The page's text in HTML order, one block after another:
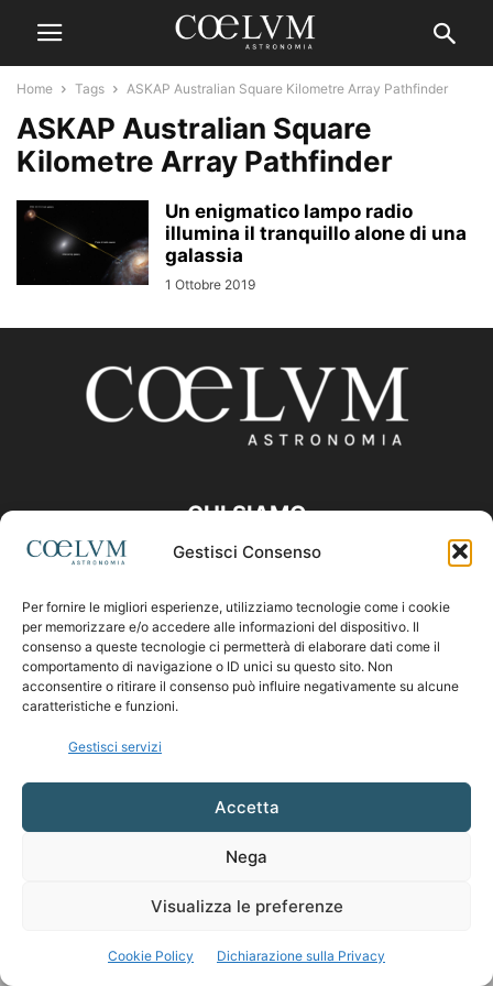
Gestisci Consenso
Per fornire le migliori esperienze, utilizziamo tecnologie come i cookie
per memorizzare e/o accedere alle informazioni del dispositivo. Il
consenso a queste tecnologie ci permetterà di elaborare dati come il
comportamento di navigazione o ID unici su questo sito. Non
acconsentire o ritirare il consenso può influire negativamente su alcune
caratteristiche e funzioni.
Gestisci servizi
Accetta
Nega
Visualizza le preferenze
Cookie Policy Dichiarazione sulla Privacy
Home Tags ASKAP Australian Square Kilometre Array Pathfinder
ASKAP Australian Square
Kilometre Array Pathfinder
Un enigmatico lampo radio
illumina il tranquillo alone di una
galassia
1 Ottobre 2019
CHI SIAMO
SEGUICI